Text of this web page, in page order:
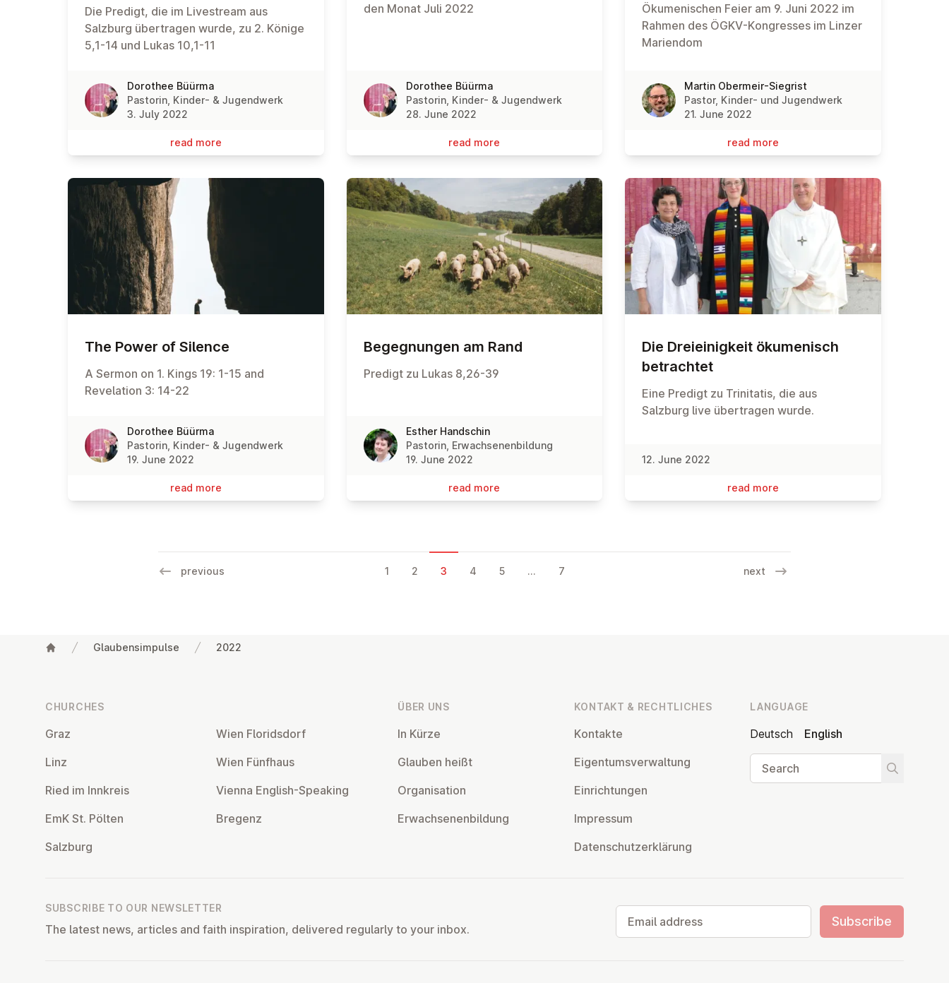
Die Predigt, die im Livestream aus
Salzburg übertragen wurde, zu 2. Könige
5,1-14 und Lukas 10,1-11
Dorothee Büürma
Pastorin, Kinder- & Jugendwerk
3. July 2022
read more
den Monat Juli 2022
Dorothee Büürma
Pastorin, Kinder- & Jugendwerk
28. June 2022
read more
Ökumenischen Feier am 9. Juni 2022 im
Rahmen des ÖGKV-Kongresses im Linzer
Mariendom
Martin Obermeir-Siegrist
Pastor, Kinder- und Jugendwerk
21. June 2022
read more
The Power of Silence
A Sermon on 1. Kings 19: 1-15 and
Revelation 3: 14-22
Dorothee Büürma
Pastorin, Kinder- & Jugendwerk
19. June 2022
read more
Begegnun­gen am Rand
Predigt zu Lukas 8,26-39
Esther Handschin
Pastorin, Erwachsenenbildung
19. June 2022
read more
Die Dreie­in­igkeit öku­men­isch
be­trachtet
Eine Predigt zu Trinitatis, die aus
Salzburg live übertragen wurde.
12. June 2022
read more
previous 1 2 3 4 5 ... 7 next
Glaubensimpulse 2022
CHURCHES
Graz
Linz
Ried im Innkreis
EmK St. Pölten
Salzburg
Wien Flor­idsdorf
Wien Fünfhaus
Vienna English-Speaking
Bregenz
ÜBER UNS
In Kürze
Glauben heißt
Or­gan­isa­tion
Er­wach­sen­en­bildung
KONTAKT & RECHT­LICHES
Kontakte
Ei­gentums­ver­wal­tung
Ein­rich­tun­gen
Impressum
Datens­chutzerklärung
LANGUAGE
Deutsch
English
Search
Start
SUBSCRIBE TO OUR NEWSLETTER
The latest news, articles and faith inspiration, delivered regularly to your inbox.
Subscribe